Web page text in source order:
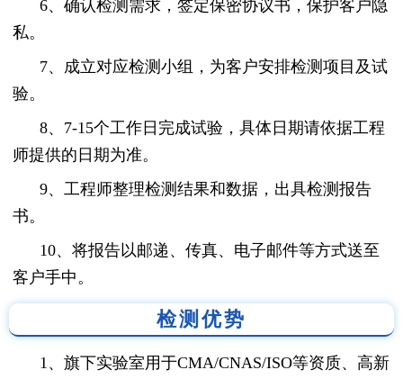
6、确认检测需求，签定保密协议书，保护客户隐
私。
7、成立对应检测小组，为客户安排检测项目及试
验。
8、7-15个工作日完成试验，具体日期请依据工程
师提供的日期为准。
9、工程师整理检测结果和数据，出具检测报告
书。
10、将报告以邮递、传真、电子邮件等方式送至
客户手中。
检测优势
1、旗下实验室用于CMA/CNAS/ISO等资质、高新